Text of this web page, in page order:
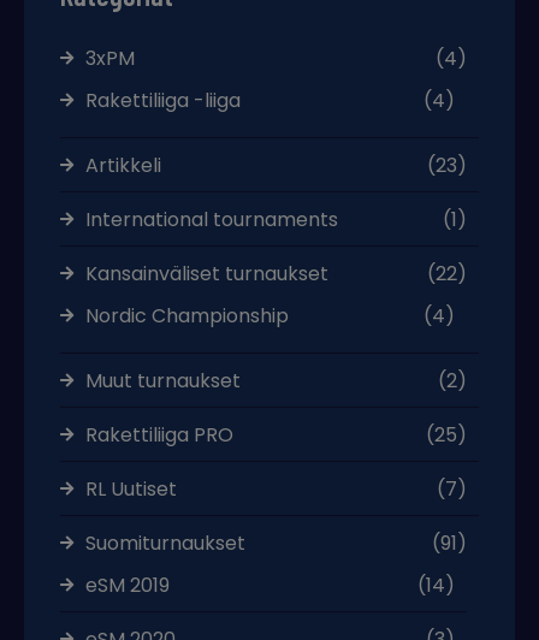
3xPM
(4)
Rakettiliiga -liiga
(4)
Artikkeli
(23)
International tournaments
(1)
Kansainväliset turnaukset
(22)
Nordic Championship
(4)
Muut turnaukset
(2)
Rakettiliiga PRO
(25)
RL Uutiset
(7)
Suomiturnaukset
(91)
eSM 2019
(14)